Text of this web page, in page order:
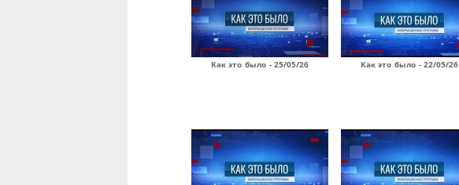
Как это было - 25/05/26 Как это было - 22/05/26